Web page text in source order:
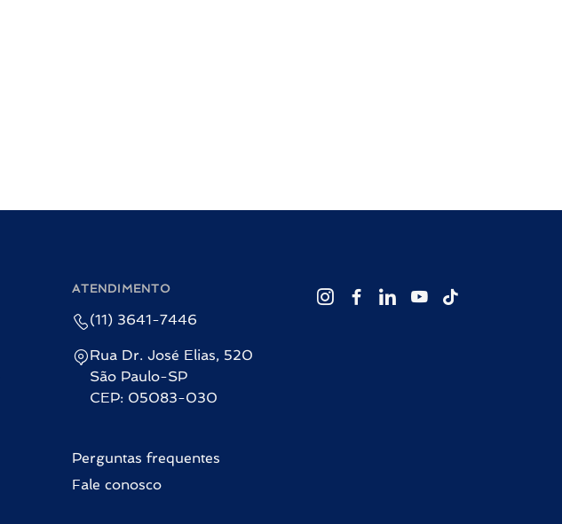
ATENDIMENTO
(11) 3641-7446
Rua Dr. José Elias, 520
São Paulo-SP
CEP: 05083-030
Perguntas frequentes
Fale conosco